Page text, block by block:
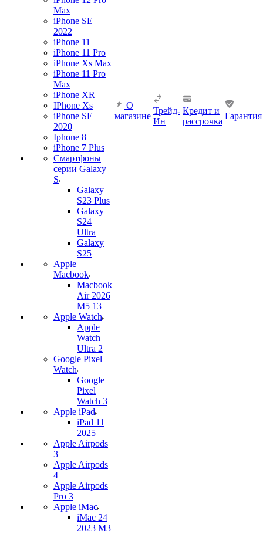
Max
iPhone SE
2022
iPhone 11
iPhone 11 Pro
iPhone Xs Max
iPhone 11 Pro
Max
iPhone XR
IPhone Xs
iPhone SE
2020
Iphone 8
iPhone 7 Plus
Смартфоны
серии Galaxy
S
Galaxy
S23 Plus
Galaxy
S24
Ultra
Galaxy
S25
Apple
Macbook
Macbook
Air 2026
M5 13
Apple Watch
Apple
Watch
Ultra 2
Google Pixel
Watch
Google
Pixel
Watch 3
Apple iPad
iPad 11
2025
Apple Airpods
3
Apple Airpods
4
Apple Airpods
Pro 3
Apple iMac
iMac 24
2023 M3
О
магазине
Трейд-
Ин
Кредит и
рассрочка
Гарантия